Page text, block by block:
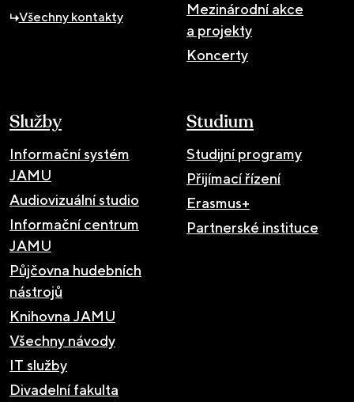
Všechny kontakty
Mezinárodní akce
a projekty
Koncerty
Služby
Informační systém
JAMU
Audiovizuální studio
Informační centrum
JAMU
Půjčovna hudebních
nástrojů
Knihovna JAMU
Všechny návody
IT služby
Divadelní fakulta
Studium
Studijní programy
Přijímací řízení
Erasmus+
Partnerské instituce